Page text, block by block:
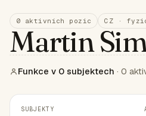
0 aktivních pozic CZ ·
Martin
Funkce v 0 subjektech · 0
SUBJEKTY